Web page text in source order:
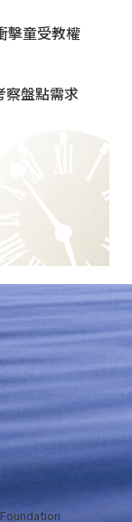
擊童受教權
察盤點需求